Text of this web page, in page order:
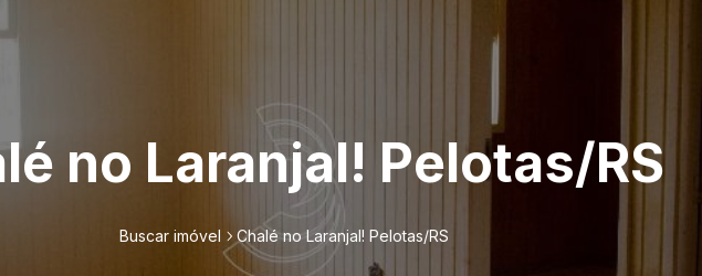
no Laranjal! Pelotas/RS
Buscar imóvel Chalé no Laranjal! Pelotas/RS